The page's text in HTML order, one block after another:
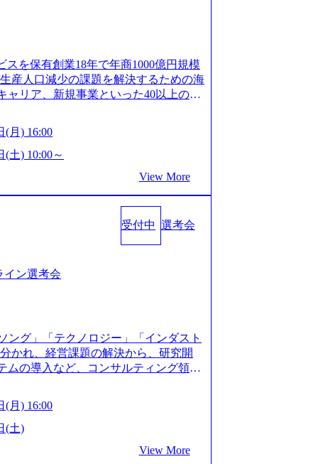
を保有創業18年で年商1000億円規模
産人口減少の課題を解決するための海
リア、新規事業といった40以上の事
り、事業創造の自由度が高い https://st
public/images/20240925162633_7
レバレジーズ株式会社 会社説
「カルチャー」など、レバレジーズの
) レバレジーズグローバル、
業委託業務」を受託 (https://prtimes.jp/
バレジーズ、モチベーション管理システ
html/rd/p/000000622.000010591.html)
種編 〜 (https://www.youtube.com/watc
創業以来黒字を維持し、急成長中であ
ベンチャー。創業から黒字経営。年間
production.appspot.com/public/images/
https://storage.
public/images/20251030164946_dc0888
業界を経験することが可能 社内転職
内スカウトや社内公募制度を用いて
storage.googleapis.com/our-vision-prod
(月) 16:00
(土) 10:00～
View More
受付中 選考会
イン選考会
ング」「テクノロジー」「インダスト
かれ、経営課題の解決から、研究開
ムの導入など、コンサルティング領域
に良質な顧客基盤を築いており、Fortu
ントとして抱えている 手掛けたプロ
るグローバル化」「資生堂グループ
はKDDIと合弁会社「ARISE analytics」
(月) 16:00
(土)
View More